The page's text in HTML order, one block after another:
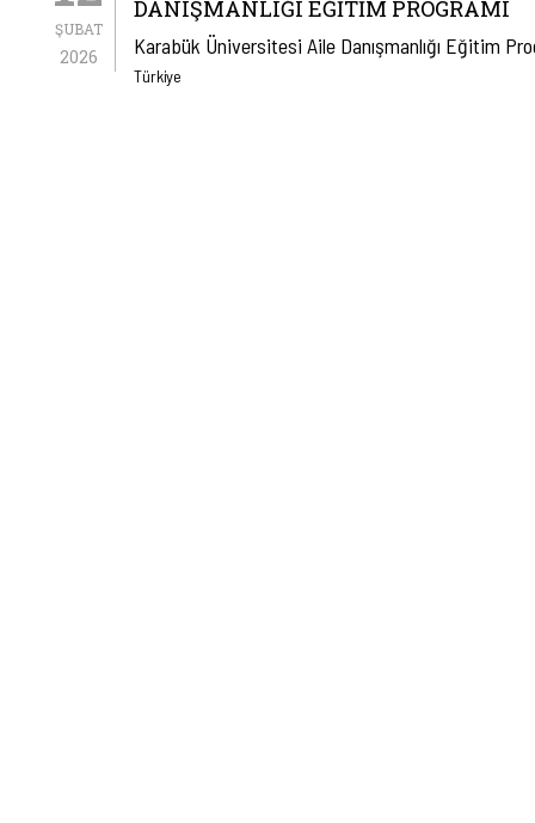
ŞUBAT
2026
DANIŞMANLIĞI EĞITIM PROGRAMI
Karabük Üniversitesi Aile Danışmanlığı Eğitim
Türkiye